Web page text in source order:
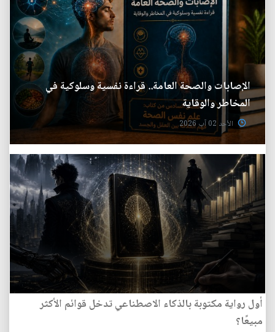
الإصابات والصحة العامة.. قراءة نفسية وسلوكية في
المخاطر والوقاية
الأحد 02 آب 2026
أول رواية مكتوبة بالذكاء الاصطناعي تدخل قوائم الأكثر
مبيعًا؟